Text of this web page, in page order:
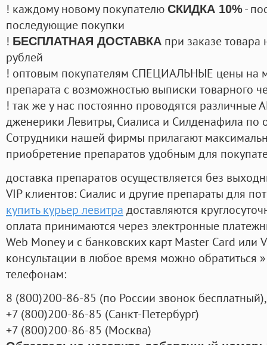
! каждому новому покупателю СКИДКА 10%-
последующие покупки
! БЕСПЛАТНАЯ ДОСТАВКА при заказе
рублей
! оптовым покупателям СПЕЦИАЛЬНЫЕ цены на
препарата с возможностью выписки товарного
! так же у нас постоянно проводятся
дженерики Левитры, Сиалиса и Силденафила по
Cотрудники нашей фирмы прилагают
приобретение препаратов удобным для
доставка препаратов осуществляется без
VIP клиентов: Сиалис и другие препараты для
купить курьер левитра доставляются
оплата принимаются через электронные
Web Money и с банковских карт Master Card или
консультации в любое время можно обратиться
телефонам:
8 (800)200-86-85 (по России звонок бесплатный),
+7 (800)200-86-85 (Санкт-Петербург)
+7 (800)200-86-85 (Москва)